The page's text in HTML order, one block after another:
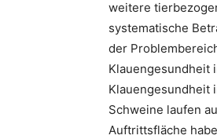
weitere
systematische
der
Klauengesundheit
Klauengesundheit
Schweine laufen
Auftrittsfläche